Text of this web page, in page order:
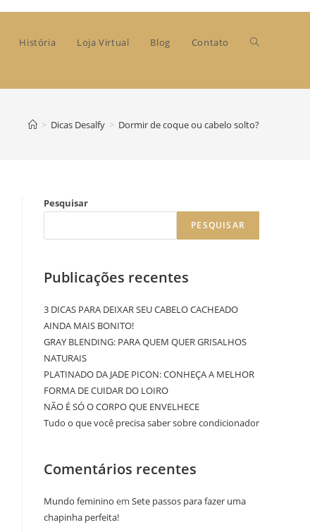
História Loja Virtual Blog Contato
> Dicas Desalfy > Dormir de coque ou cabelo solto?
Pesquisar
PESQUISAR
Publicações recentes
3 DICAS PARA DEIXAR SEU CABELO CACHEADO
AINDA MAIS BONITO!
GRAY BLENDING: PARA QUEM QUER GRISALHOS
NATURAIS
PLATINADO DA JADE PICON: CONHEÇA A MELHOR
FORMA DE CUIDAR DO LOIRO
NÃO É SÓ O CORPO QUE ENVELHECE
Tudo o que você precisa saber sobre condicionador
Comentários recentes
Mundo feminino em Sete passos para fazer uma
chapinha perfeita!